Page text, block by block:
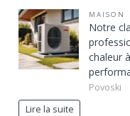
MAISON
Notre
chaleur
Povoski
Lire la suite